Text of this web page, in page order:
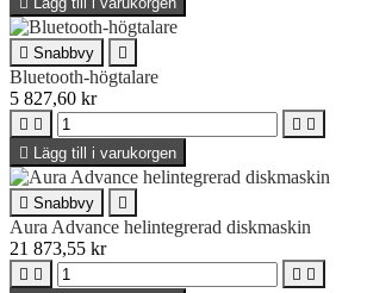
 Snabbvy 
Bluetooth-högtalare
5 827,60 kr
   
 Lägg till i varukorgen
 Snabbvy 
Aura Advance helintegrerad diskmaskin
21 873,55 kr
   